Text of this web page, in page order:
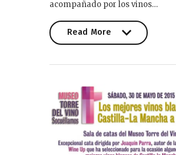
acompañado por los vinos…
Read More